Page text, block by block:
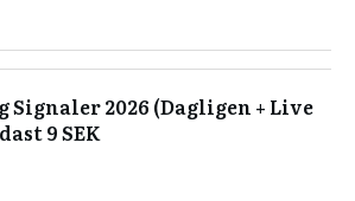
Signaler 2026 (Dagligen + Live
9 SEK